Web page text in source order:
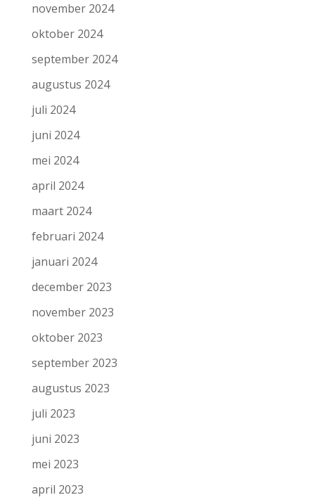
november 2024
oktober 2024
september 2024
augustus 2024
juli 2024
juni 2024
mei 2024
april 2024
maart 2024
februari 2024
januari 2024
december 2023
november 2023
oktober 2023
september 2023
augustus 2023
juli 2023
juni 2023
mei 2023
april 2023